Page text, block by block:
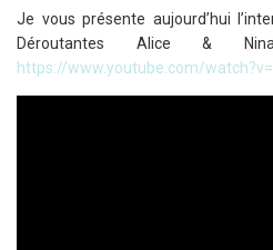
Je vous présente aujourd’hui
Déroutantes Alice &
https://www.youtube.com/